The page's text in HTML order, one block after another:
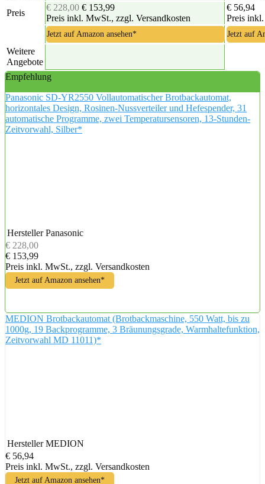
Preis
€ 228,00 € 153,99
Preis inkl. MwSt., zzgl. Versandkosten
€ 56,94
Preis
Jetzt auf Amazon ansehen* Jetzt auf
Weitere
Angebote
Empfehlung
Panasonic SD-YR2550 Vollautomatischer Brotbackautomat,
horizontales Design, Rosinen-Nussverteiler und Hefespender, 31
automatische Programme, zwei Temperatursensoren, 13-Stunden-
Zeitvorwahl, Silber*
Hersteller Panasonic
€ 228,00
€ 153,99
Preis inkl. MwSt., zzgl. Versandkosten
Jetzt auf Amazon ansehen*
MEDION Brotbackautomat (Brotbackmaschine, 550 Watt, bis zu
1000g, 19 Backprogramme, 3 Bräunungsgrade, Warmhaltefunktion,
Zeitvorwahl MD 11011)*
Hersteller MEDION
€ 56,94
Preis inkl. MwSt., zzgl. Versandkosten
Jetzt auf Amazon ansehen*